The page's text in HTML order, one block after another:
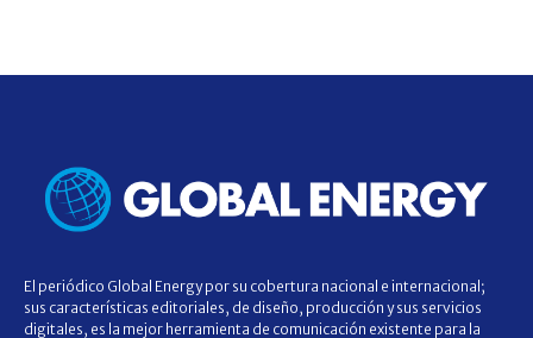
El periódico Global Energy por su cobertura nacional e internacional;
sus características editoriales, de diseño, producción y sus servicios
digitales, es la mejor herramienta de comunicación existente para la